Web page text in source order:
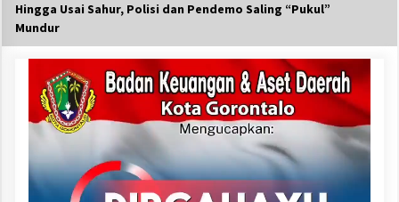
Hingga Usai Sahur, Polisi dan Pendemo Saling “Pukul”
Mundur